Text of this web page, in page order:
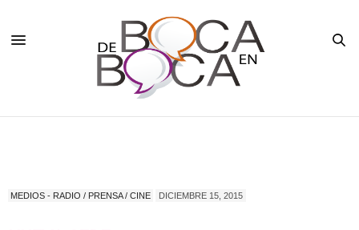
MEDIOS - RADIO / PRENSA / CINE DICIEMBRE 15, 2015